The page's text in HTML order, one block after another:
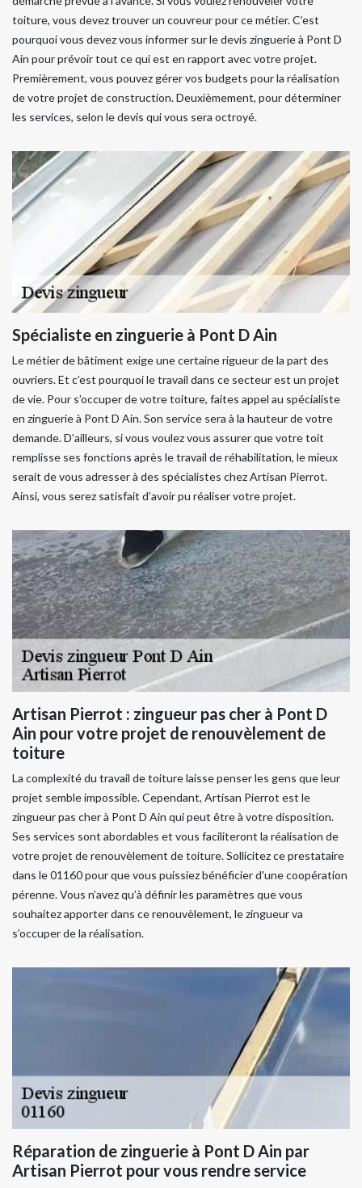
toiture, vous devez trouver un couvreur pour ce métier. C’est
pourquoi vous devez vous informer sur le devis zinguerie à Pont D
Ain pour prévoir tout ce qui est en rapport avec votre projet.
Premièrement, vous pouvez gérer vos budgets pour la réalisation
de votre projet de construction. Deuxièmement, pour déterminer
les services, selon le devis qui vous sera octroyé.
Spécialiste en zinguerie à Pont D Ain
Le métier de bâtiment exige une certaine rigueur de la part des
ouvriers. Et c’est pourquoi le travail dans ce secteur est un projet
de vie. Pour s’occuper de votre toiture, faites appel au spécialiste
en zinguerie à Pont D Ain. Son service sera à la hauteur de votre
demande. D’ailleurs, si vous voulez vous assurer que votre toit
remplisse ses fonctions après le travail de réhabilitation, le mieux
serait de vous adresser à des spécialistes chez Artisan Pierrot.
Ainsi, vous serez satisfait d’avoir pu réaliser votre projet.
Artisan Pierrot : zingueur pas cher à Pont D
Ain pour votre projet de renouvèlement de
toiture
La complexité du travail de toiture laisse penser les gens que leur
projet semble impossible. Cependant, Artisan Pierrot est le
zingueur pas cher à Pont D Ain qui peut être à votre disposition.
Ses services sont abordables et vous faciliteront la réalisation de
votre projet de renouvèlement de toiture. Sollicitez ce prestataire
dans le 01160 pour que vous puissiez bénéficier d'une coopération
pérenne. Vous n’avez qu’à définir les paramètres que vous
souhaitez apporter dans ce renouvèlement, le zingueur va
s’occuper de la réalisation.
Réparation de zinguerie à Pont D Ain par
Artisan Pierrot pour vous rendre service